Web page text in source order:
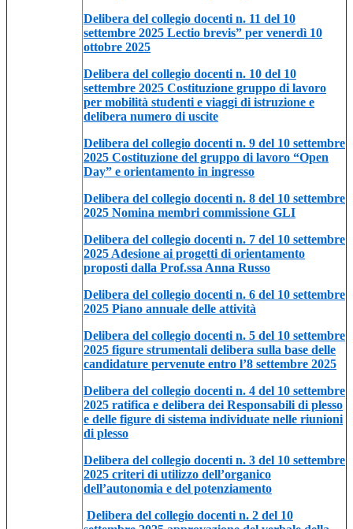
Delibera del collegio docenti n. 11 del 10
settembre 2025 Lectio brevis” per venerdì 10
ottobre 2025
Delibera del collegio docenti n. 10 del 10
settembre 2025 Costituzione gruppo di lavoro
per mobilità studenti e viaggi di istruzione e
delibera numero di uscite
Delibera del collegio docenti n. 9 del 10 settembre
2025 Costituzione del gruppo di lavoro “Open
Day” e orientamento in ingresso
Delibera del collegio docenti n. 8 del 10 settembre
2025 Nomina membri commissione GLI
Delibera del collegio docenti n. 7 del 10 settembre
2025 Adesione ai progetti di orientamento
proposti dalla Prof.ssa Anna Russo
Delibera del collegio docenti n. 6 del 10 settembre
2025 Piano annuale delle attività
Delibera del collegio docenti n. 5 del 10 settembre
2025 figure strumentali delibera sulla base delle
candidature pervenute entro l’8 settembre 2025
Delibera del collegio docenti n. 4 del 10 settembre
2025 ratifica e delibera dei Responsabili di plesso
e delle figure di sistema individuate nelle riunioni
di plesso
Delibera del collegio docenti n. 3 del 10 settembre
2025 criteri di utilizzo dell’organico
dell’autonomia e del potenziamento
Delibera del collegio docenti n. 2 del 10